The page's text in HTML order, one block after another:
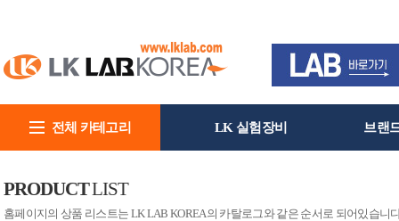
전체 카테고리 LK 실험장비 브랜
PRODUCTLIST
홈페이지의 상품 리스트는 LK LAB KOREA의 카탈로그와 같은 순서로 되어있습